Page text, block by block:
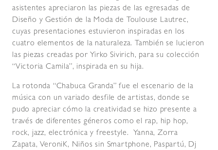
asistentes apreciaron las piezas de las egresadas de
Diseño y Gestión de la Moda de Toulouse Lautrec,
cuyas presentaciones estuvieron inspiradas en los
cuatro elementos de la naturaleza. También se lucieron
las piezas creadas por Yirko Sivirich, para su colección
“Victoria Camila”, inspirada en su hija.
La rotonda “Chabuca Granda” fue el escenario de la
música con un variado desfile de artistas, donde se
pudo apreciar cómo la creatividad se hizo presente a
través de diferentes géneros como el rap, hip hop,
rock, jazz, electrónica y freestyle. Yanna, Zorra
Zapata, VeroniK, Niños sin Smartphone, Paspartú, Dj